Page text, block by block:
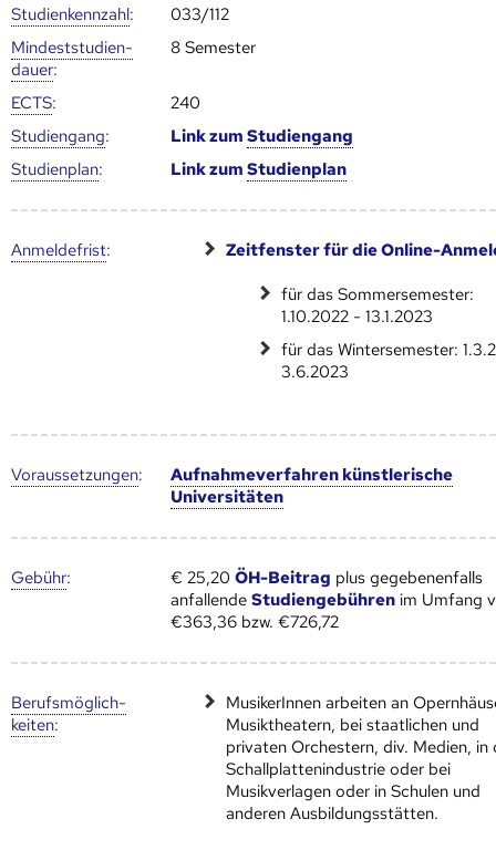
Studien­kenn­zahl:
033/112
Mindest­studien­
dauer:
8 Semester
ECTS:
240
Studien­gang: Link zumStudien­gang
Studien­plan: Link zumStudien­plan
Anmelde­frist: Zeitfenster für die Online-
für das Sommersemester:
1.10.2022 - 13.1.2023
für das Wintersemester:
3.6.2023
Voraus­setzungen:
Aufnahmeverfahren künstlerische
Universitäten
Gebühr: € 25,20ÖH-Beitrag plus gegebenenfalls
anfallendeStudiengebühren im Umfang
€363,36 bzw. €726,72
Berufs­möglich­
keiten:
MusikerInnen arbeiten an
Musiktheatern, bei staatlichen und
privaten Orchestern, div. Medien, in
Schallplattenindustrie oder bei
Musikverlagen oder in Schulen und
anderen Ausbildungsstätten.